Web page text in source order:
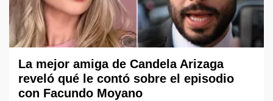
La mejor amiga de Candela Arizaga
reveló qué le contó sobre el episodio
con Facundo Moyano